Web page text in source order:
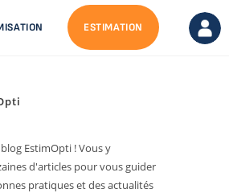
ESTIMATION
EstimOpti ! Vous y
d'articles pour vous guider
pratiques et des actualités